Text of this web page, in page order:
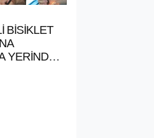
BİSİKLET
YERİNDE